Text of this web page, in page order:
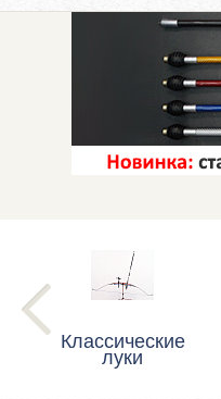
Классические
луки